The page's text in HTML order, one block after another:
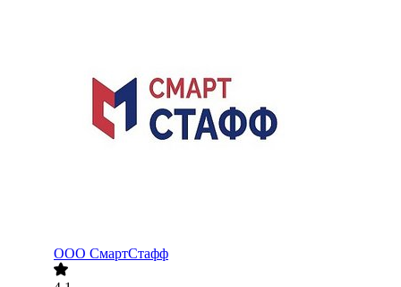
ООО СмартСтафф